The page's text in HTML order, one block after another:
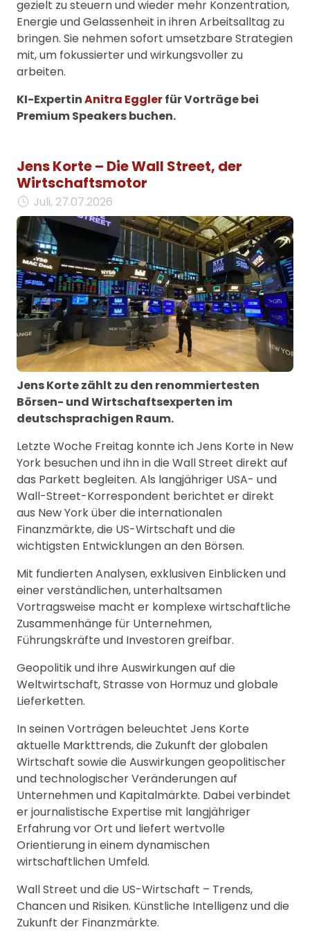
gezielt zu steuern und wieder mehr Konzentration,
Energie und Gelassenheit in ihren Arbeitsalltag zu
bringen. Sie nehmen sofort umsetzbare Strategien
mit, um fokussierter und wirkungsvoller zu
arbeiten.
KI-ExpertinAnitra Egglerfür Vorträge bei
Premium Speakers buchen.
Jens Korte – Die Wall Street, der
Wirtschaftsmotor
Juli, 27.07.2026
Jens Korte zählt zu den renommiertesten
Börsen- und Wirtschaftsexperten im
deutschsprachigen Raum.
Letzte Woche Freitag konnte ich Jens Korte in New
York besuchen und ihn in die Wall Street direkt auf
das Parkett begleiten. Als langjähriger USA- und
Wall-Street-Korrespondent berichtet er direkt
aus New York über die internationalen
Finanzmärkte, die US-Wirtschaft und die
wichtigsten Entwicklungen an den Börsen.
Mit fundierten Analysen, exklusiven Einblicken und
einer verständlichen, unterhaltsamen
Vortragsweise macht er komplexe wirtschaftliche
Zusammenhänge für Unternehmen,
Führungskräfte und Investoren greifbar.
Geopolitik und ihre Auswirkungen auf die
Weltwirtschaft, Strasse von Hormuz und globale
Lieferketten.
In seinen Vorträgen beleuchtet Jens Korte
aktuelle Markttrends, die Zukunft der globalen
Wirtschaft sowie die Auswirkungen geopolitischer
und technologischer Veränderungen auf
Unternehmen und Kapitalmärkte. Dabei verbindet
er journalistische Expertise mit langjähriger
Erfahrung vor Ort und liefert wertvolle
Orientierung in einem dynamischen
wirtschaftlichen Umfeld.
Wall Street und die US-Wirtschaft – Trends,
Chancen und Risiken. Künstliche Intelligenz und die
Zukunft der Finanzmärkte.